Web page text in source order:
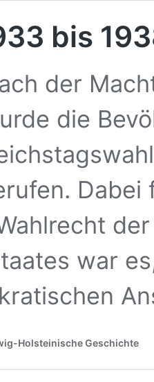
bis
der
die
war
Holsteinische Geschichte